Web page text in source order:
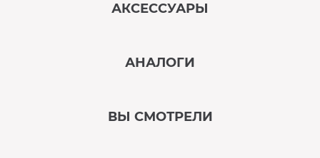
АКСЕССУАРЫ
АНАЛОГИ
ВЫ СМОТРЕЛИ